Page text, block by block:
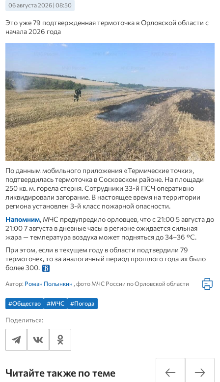
06 августа 2026 | 08:50
Это уже 79 подтвержденная термоточка в Орловской области с
начала 2026 года
По данным мобильного приложения «Термические точки»,
подтвердилась термоточка в Сосковском районе. На площади
250 кв. м. горела стерня. Сотрудники 33-й ПСЧ оперативно
ликвидировали загорание. В настоящее время на территории
региона установлен 3-й класс пожарной опасности.
Напомним, МЧС предупредило орловцев, что с 21:00 5 августа до
21:00 7 августа в дневные часы в регионе ожидается сильная
жара — температура воздуха может подняться до 34–36 °C.
При этом, если в текущем году в области подтвердили 79
термоточек, то за аналогичный период прошлого года их было
более 300.
Автор: Роман Полынкин , фото МЧС России по Орловской области
#Общество #МЧС #Погода
Поделиться:
Читайте также по теме